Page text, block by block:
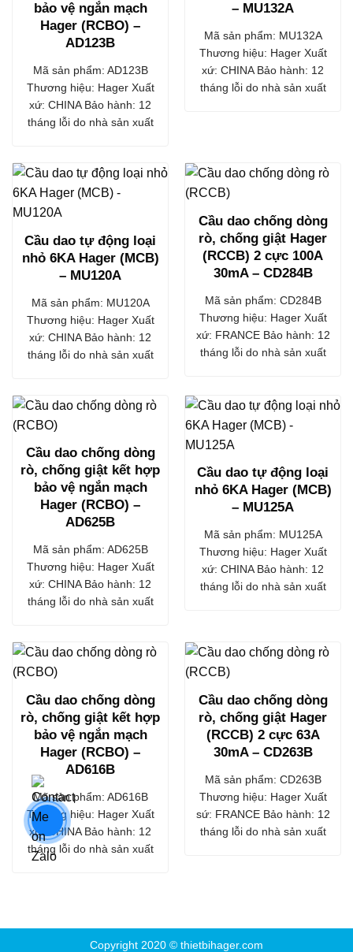
bảo vệ ngắn mạch
Hager (RCBO) –
AD123B
Mã sản phẩm: AD123B
Thương hiệu: Hager Xuất
xứ: CHINA Bảo hành: 12
tháng lỗi do nhà sản xuất
– MU132A
Mã sản phẩm: MU132A
Thương hiệu: Hager Xuất
xứ: CHINA Bảo hành: 12
tháng lỗi do nhà sản xuất
Cầu dao tự động loại
nhỏ 6KA Hager (MCB)
– MU120A
Mã sản phẩm: MU120A
Thương hiệu: Hager Xuất
xứ: CHINA Bảo hành: 12
tháng lỗi do nhà sản xuất
Cầu dao chống dòng
rò, chống giật Hager
(RCCB) 2 cực 100A
30mA – CD284B
Mã sản phẩm: CD284B
Thương hiệu: Hager Xuất
xứ: FRANCE Bảo hành: 12
tháng lỗi do nhà sản xuất
Cầu dao chống dòng
rò, chống giật kết hợp
bảo vệ ngắn mạch
Hager (RCBO) –
AD625B
Mã sản phẩm: AD625B
Thương hiệu: Hager Xuất
xứ: CHINA Bảo hành: 12
tháng lỗi do nhà sản xuất
Cầu dao tự động loại
nhỏ 6KA Hager (MCB)
– MU125A
Mã sản phẩm: MU125A
Thương hiệu: Hager Xuất
xứ: CHINA Bảo hành: 12
tháng lỗi do nhà sản xuất
Cầu dao chống dòng
rò, chống giật kết hợp
bảo vệ ngắn mạch
Hager (RCBO) –
AD616B
Mã sản phẩm: AD616B
Thương hiệu: Hager Xuất
xứ: CHINA Bảo hành: 12
tháng lỗi do nhà sản xuất
Cầu dao chống dòng
rò, chống giật Hager
(RCCB) 2 cực 63A
30mA – CD263B
Mã sản phẩm: CD263B
Thương hiệu: Hager Xuất
sứ: FRANCE Bảo hành: 12
tháng lỗi do nhà sản xuất
Copyright 2020 © thietbihager.com